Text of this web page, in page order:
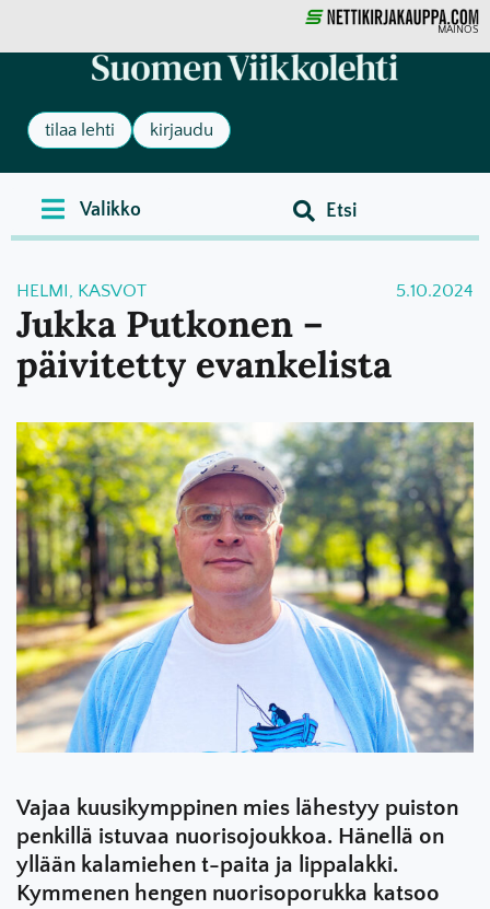
MAINOS
tilaa lehti kirjaudu
HELMI, KASVOT 5.10.2024
Jukka Putkonen –
päivitetty evankelista
Vajaa kuusikymppinen mies lähestyy puiston
penkillä istuvaa nuorisojoukkoa. Hänellä on
yllään kalamiehen t-paita ja lippalakki.
Kymmenen hengen nuorisoporukka katsoo